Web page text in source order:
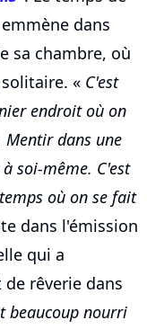
dans
sa chambre, où
« C'est
endroit où on
Mentir dans une
soi-même. C'est
où on se fait
dans l'émission
qui a
rêverie dans
beaucoup nourri